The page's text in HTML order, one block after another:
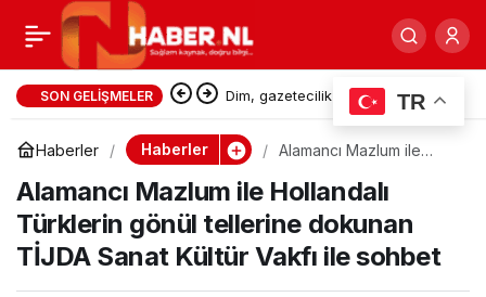
SON GELIŞMELER Bizim topraklarda 2.700 yıl önce
yazılan bu destan : Odyssey (
Odessa )
Haberler Haberler
Alamancı Mazlum ile
gönül tellerine dokunan
TİJDA Sanat Kültür Vakfı
ile sohbet
Alamancı Mazlum ile Hollandalı
Türklerin gönül tellerine dokunan
TİJDA Sanat Kültür Vakfı ile sohbet
İbrahim Atilla’nın
yüreğine kardeş ateşi
düştü, Yusuf Atilla’dan
acı haber bu sabah geldi
0 Paylaş
TR